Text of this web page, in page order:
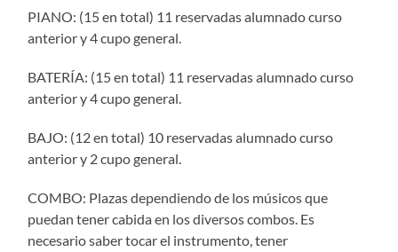
PIANO: (15 en total) 11 reservadas alumnado curso
anterior y 4 cupo general.
BATERÍA: (15 en total) 11 reservadas alumnado curso
anterior y 4 cupo general.
BAJO: (12 en total) 10 reservadas alumnado curso
anterior y 2 cupo general.
COMBO: Plazas dependiendo de los músicos que
puedan tener cabida en los diversos combos. Es
necesario saber tocar el instrumento, tener